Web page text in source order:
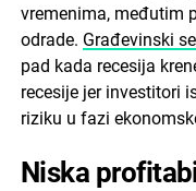
vremenima, međutim
odrade. Građevinski
pad kada recesija
recesije jer investitori
riziku u fazi
Niska